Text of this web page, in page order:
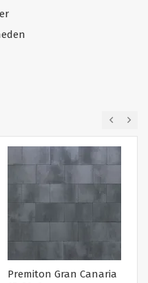
Premiton Gran Canaria